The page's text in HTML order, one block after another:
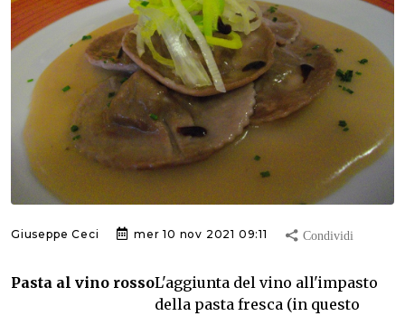
Giuseppe Ceci mer 10 nov 2021 09:11
Pasta al vino rossoL'aggiunta del vino all'impasto
della pasta fresca (in questo